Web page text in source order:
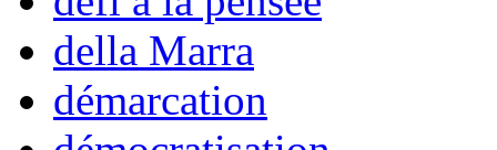
della Marra
démarcation